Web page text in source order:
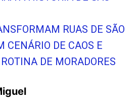
RUAS DE SÃO
CENÁRIO DE CAOS E
DE MORADORES